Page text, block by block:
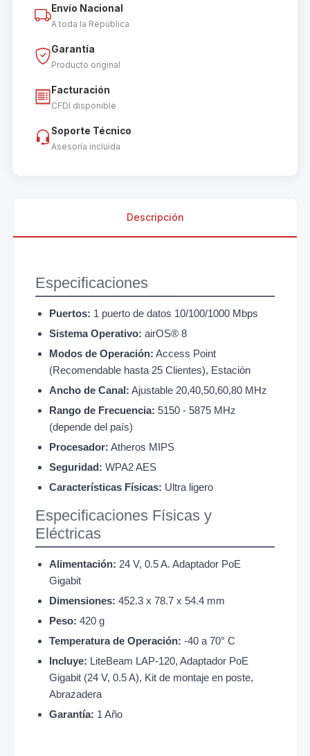
Envío Nacional
A toda la República
Garantía
Producto original
Facturación
CFDI disponible
Soporte Técnico
Asesoría incluida
Descripción
Especificaciones
Puertos: 1 puerto de datos 10/100/1000 Mbps
Sistema Operativo: airOS® 8
Modos de Operación: Access Point
(Recomendable hasta 25 Clientes), Estación
Ancho de Canal: Ajustable 20,40,50,60,80 MHz
Rango de Frecuencia: 5150 - 5875 MHz
(depende del país)
Procesador: Atheros MIPS
Seguridad: WPA2 AES
Características Físicas: Ultra ligero
Especificaciones Físicas y
Eléctricas
Alimentación: 24 V, 0.5 A. Adaptador PoE
Gigabit
Dimensiones: 452.3 x 78.7 x 54.4 mm
Peso: 420 g
Temperatura de Operación: -40 a 70° C
Incluye: LiteBeam LAP-120, Adaptador PoE
Gigabit (24 V, 0.5 A), Kit de montaje en poste,
Abrazadera
Garantía: 1 Año